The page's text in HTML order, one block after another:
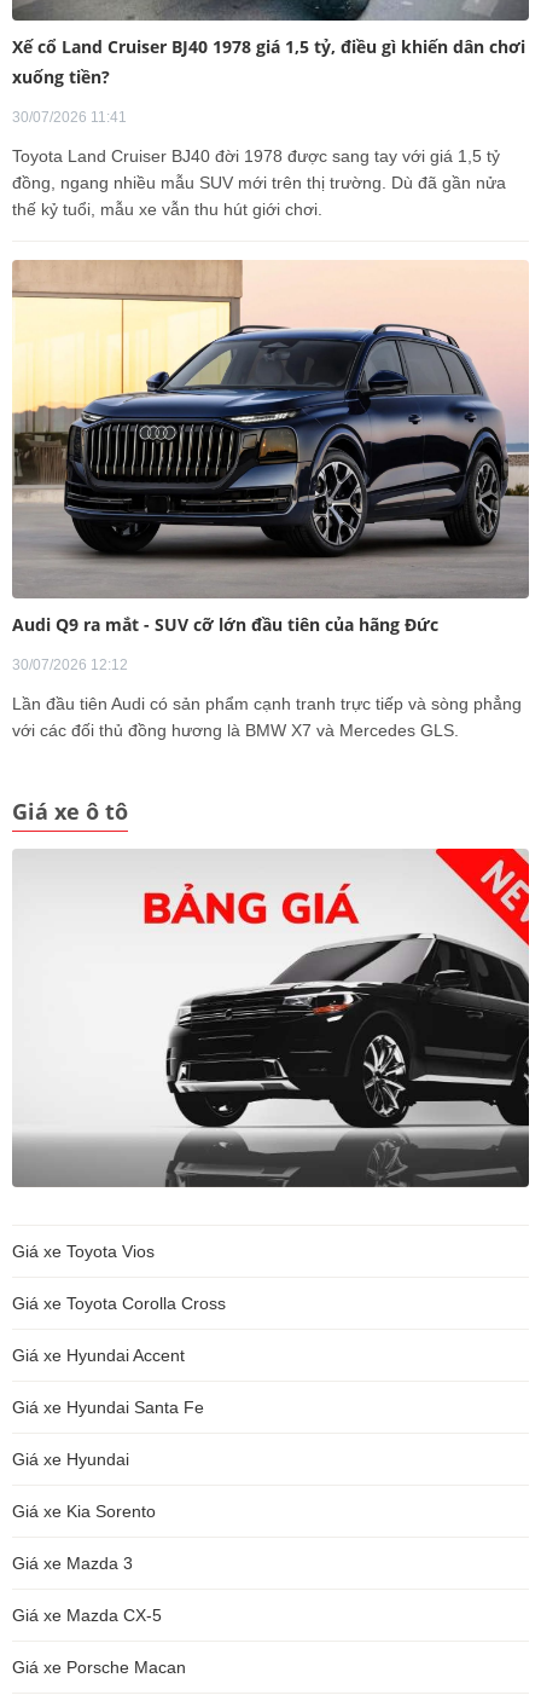
Xế cổ Land Cruiser BJ40 1978 giá 1,5 tỷ, điều gì khiến dân chơi
xuống tiền?
30/07/2026 11:41
Toyota Land Cruiser BJ40 đời 1978 được sang tay với giá 1,5 tỷ
đồng, ngang nhiều mẫu SUV mới trên thị trường. Dù đã gần nửa
thế kỷ tuổi, mẫu xe vẫn thu hút giới chơi.
Audi Q9 ra mắt - SUV cỡ lớn đầu tiên của hãng Đức
30/07/2026 12:12
Lần đầu tiên Audi có sản phẩm cạnh tranh trực tiếp và sòng phẳng
với các đối thủ đồng hương là BMW X7 và Mercedes GLS.
Giá xe ô tô
Giá xe Toyota Vios
Giá xe Toyota Corolla Cross
Giá xe Hyundai Accent
Giá xe Hyundai Santa Fe
Giá xe Hyundai
Giá xe Kia Sorento
Giá xe Mazda 3
Giá xe Mazda CX-5
Giá xe Porsche Macan